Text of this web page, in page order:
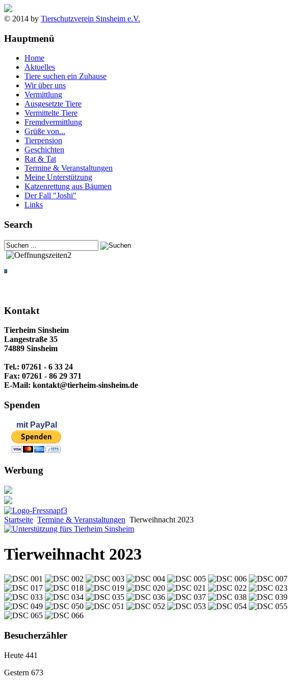
© 2014 by Tierschutzverein Sinsheim e.V.
Hauptmenü
Home
Aktuelles
Tiere suchen ein Zuhause
Wir über uns
Vermittlung
Ausgesetzte Tiere
Vermittelte Tiere
Fremdvermittlung
Grüße von...
Tierpension
Geschichten
Rat & Tat
Termine & Veranstaltungen
Meine Unterstützung
Katzenrettung aus Bäumen
Der Fall "Joshi"
Links
Search
Kontakt
Tierheim Sinsheim
Langestraße 35
74889 Sinsheim
Tel.: 07261 - 6 33 24
Fax: 07261 - 86 29 371
E-Mail: kontakt@tierheim-sinsheim.de
Spenden
mit PayPal
Werbung
Startseite Termine & Veranstaltungen Tierweihnacht 2023
Tierweihnacht 2023
Besucherzähler
Heute 441
Gestern 673